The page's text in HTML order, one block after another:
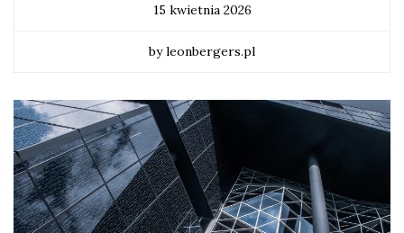
15 kwietnia 2026
by leonbergers.pl